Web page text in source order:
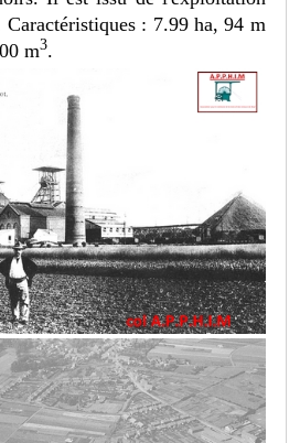
: 7.99 ha, 94 m
m3.